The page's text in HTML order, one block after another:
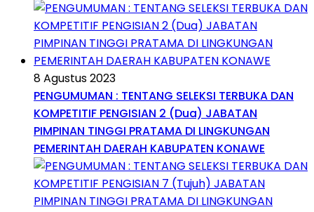
8 Agustus 2023
PENGUMUMAN : TENTANG SELEKSI TERBUKA DAN
KOMPETITIF PENGISIAN 2 (Dua) JABATAN
PIMPINAN TINGGI PRATAMA DI LINGKUNGAN
PEMERINTAH DAERAH KABUPATEN KONAWE